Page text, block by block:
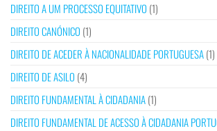
DIREITO A UM PROCESSO EQUITATIVO (1)
DIREITO CANÓNICO (1)
DIREITO DE ACEDER À NACIONALIDADE PORTUGUESA(1)
DIREITO DE ASILO (4)
DIREITO FUNDAMENTAL À CIDADANIA(1)
DIREITO FUNDAMENTAL DE ACESSO À CIDADANIA